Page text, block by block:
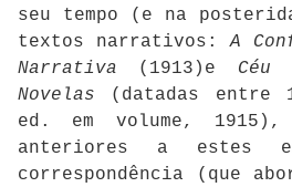
seu tempo (e na
textos narrativos:A
Narrativa (1913)e Céu
Novelas (datadas entre
ed. em volume,
anteriores a estes
correspondência (que